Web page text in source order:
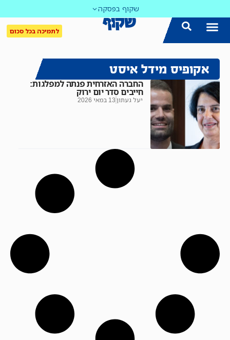
שקוף בפסקה
לתמיכה בכל סכום
אקופיס מידל איסט
החברה האזרחית פנתה למפלגות:
חייבים סדר יום ירוק
יעל געתון 13 במאי 2026